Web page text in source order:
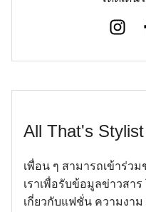
All That's
เพื่อน ๆ สามารถเข้าร่ว
เราเพื่อรับข้อมูลข่าวสา
เกี่ยวกับแฟชั่น ความงาม